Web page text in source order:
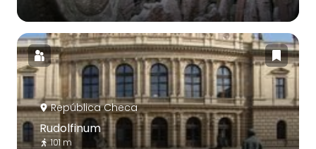
República Checa
Rudolfinum
101 m